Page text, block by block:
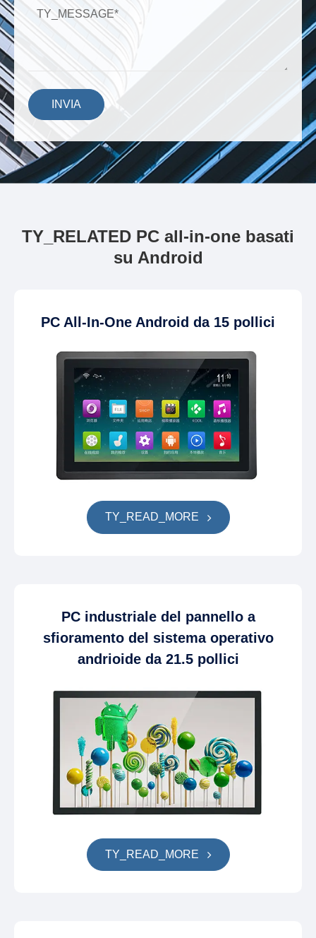
INVIA
TY_RELATED PC all-in-one basati
su Android
PC All-In-One Android da 15 pollici
TY_READ_MORE
PC industriale del pannello a
sfioramento del sistema operativo
andrioide da 21.5 pollici
TY_READ_MORE